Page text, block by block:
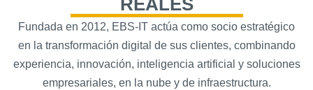
REALES
Fundada en 2012, EBS-IT actúa como socio estratégico
en la transformación digital de sus clientes, combinando
experiencia, innovación, inteligencia artificial y soluciones
empresariales, en la nube y de infraestructura.